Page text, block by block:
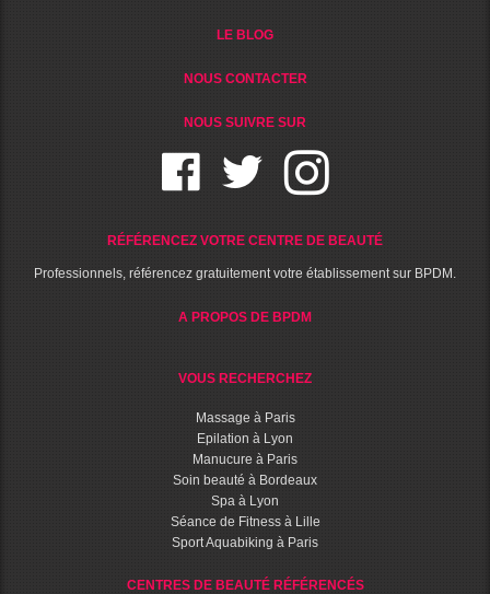
LE BLOG
NOUS CONTACTER
NOUS SUIVRE SUR
RÉFÉRENCEZ VOTRE CENTRE DE BEAUTÉ
Professionnels, référencez gratuitement votre établissement sur BPDM.
A PROPOS DE BPDM
VOUS RECHERCHEZ
Massage à Paris
Epilation à Lyon
Manucure à Paris
Soin beauté à Bordeaux
Spa à Lyon
Séance de Fitness à Lille
Sport Aquabiking à Paris
CENTRES DE BEAUTÉ RÉFÉRENCÉS